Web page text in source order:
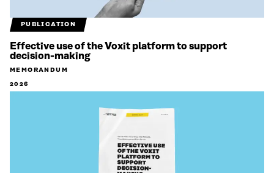
PUBLICATION
Effective use of the Voxit platform to support
decision-making
MEMORANDUM
2026